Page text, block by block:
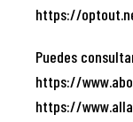
https://
Puedes
https://
https://